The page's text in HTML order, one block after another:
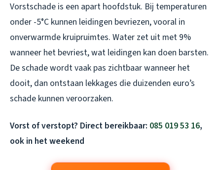
Vorstschade is een apart hoofdstuk. Bij temperaturen
onder -5°C kunnen leidingen bevriezen, vooral in
onverwarmde kruipruimtes. Water zet uit met 9%
wanneer het bevriest, wat leidingen kan doen barsten.
De schade wordt vaak pas zichtbaar wanneer het
dooit, dan ontstaan lekkages die duizenden euro’s
schade kunnen veroorzaken.
Vorst of verstopt? Direct bereikbaar: 085 019 53 16,
ook in het weekend